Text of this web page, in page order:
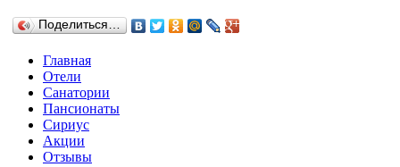
Поделиться…
Главная
Отели
Санатории
Пансионаты
Сириус
Акции
Отзывы